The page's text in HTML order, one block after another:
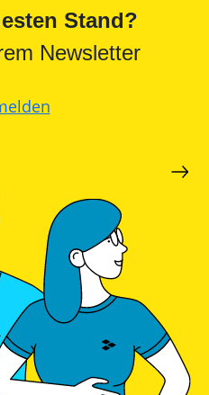
Stand?
Newsletter